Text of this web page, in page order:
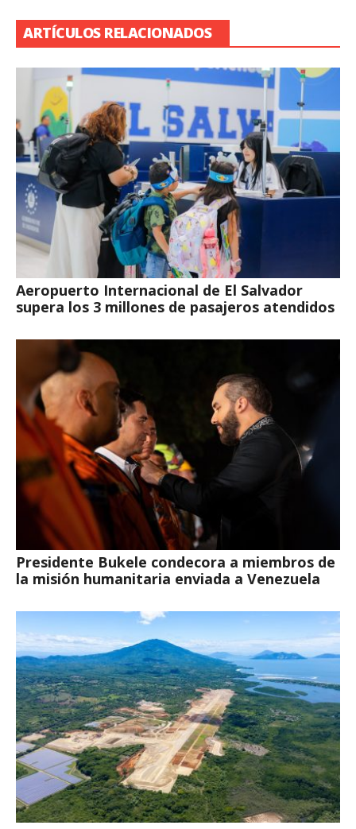
ARTÍCULOS RELACIONADOS
Aeropuerto Internacional de El Salvador
supera los 3 millones de pasajeros atendidos
Presidente Bukele condecora a miembros de
la misión humanitaria enviada a Venezuela